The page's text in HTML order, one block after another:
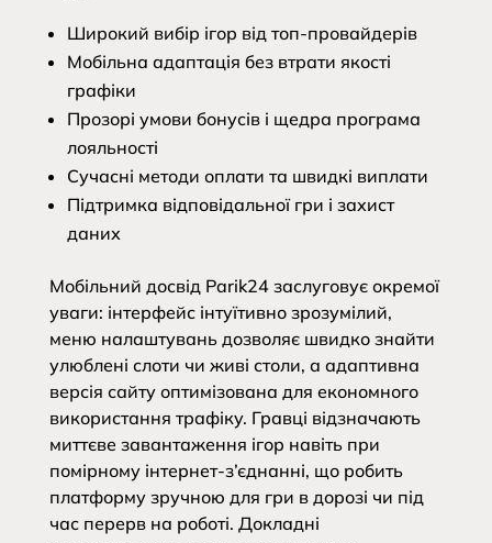
Широкий вибір ігор від топ-провайдерів
Мобільна адаптація без втрати якості
графіки
Прозорі умови бонусів і щедра програма
лояльності
Сучасні методи оплати та швидкі виплати
Підтримка відповідальної гри і захист
даних
Мобільний досвід Parik24 заслуговує окремої
уваги: інтерфейс інтуїтивно зрозумілий,
меню налаштувань дозволяє швидко знайти
улюблені слоти чи живі столи, а адаптивна
версія сайту оптимізована для економного
використання трафіку. Гравці відзначають
миттєве завантаження ігор навіть при
помірному інтернет-з’єднанні, що робить
платформу зручною для гри в дорозі чи під
час перерв на роботі. Докладні